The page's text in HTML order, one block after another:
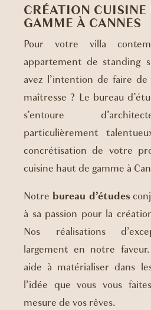
CRÉATION
GAMME À CANNES
Pour votre villa
appartement de standing
avez l’intention de faire
maîtresse ? Le bureau
s’entoure
particulièrement
concrétisation de votre
cuisine haut de gamme à
Notre bureau d’études
à sa passion pour la
Nos réalisations
largement en notre
aide à matérialiser dans
l’idée que vous vous
mesure de vos rêves.